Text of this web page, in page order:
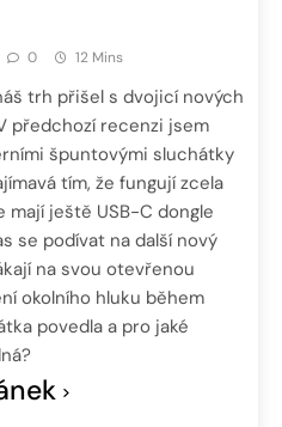
0 12 Mins
trh přišel s dvojicí nových
předchozí recenzi jsem
špuntovými sluchátky
tím, že fungují zcela
mají ještě USB-C dongle
se podívat na další nový
na svou otevřenou
okolního hluku během
povedla a pro jaké